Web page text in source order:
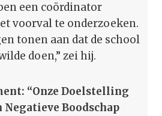
een coördinator
voorval te onderzoeken.
tonen aan dat de school
doen,” zei hij.
“Onze Doelstelling
Negatieve Boodschap